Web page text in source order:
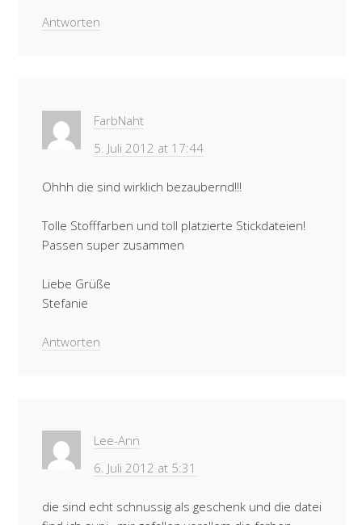
Antworten
FarbNaht
5. Juli 2012 at 17:44
Ohhh die sind wirklich bezaubernd!!!
Tolle Stofffarben und toll platzierte Stickdateien!
Passen super zusammen
Liebe Grüße
Stefanie
Antworten
Lee-Ann
6. Juli 2012 at 5:31
die sind echt schnussig als geschenk und die datei